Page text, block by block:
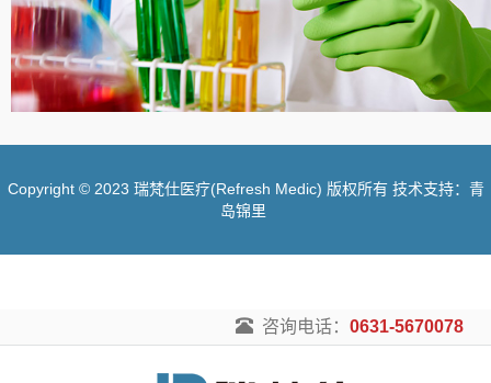
Copyright © 2023 瑞梵仕医疗(Refresh Medic) 版权所有 技术支持：青
岛锦里
咨询电话： 0631-5670078